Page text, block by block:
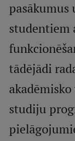
Mobile
Studiju
Maģistra
Doktorantūra
Rezidentūra
pasākumus
studentiem
tādējādi
studiju